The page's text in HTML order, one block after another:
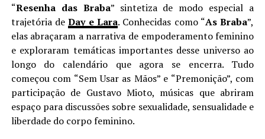
“Resenha das Braba” sintetiza de modo especial a
trajetória deDay e Lara. Conhecidas como “As Braba”,
elas abraçaram a narrativa de empoderamento feminino
e exploraram temáticas importantes desse universo ao
longo do calendário que agora se encerra. Tudo
começou com “Sem Usar as Mãos” e “Premonição”, com
participação de Gustavo Mioto, músicas que abriram
espaço para discussões sobre sexualidade, sensualidade e
liberdade do corpo feminino.